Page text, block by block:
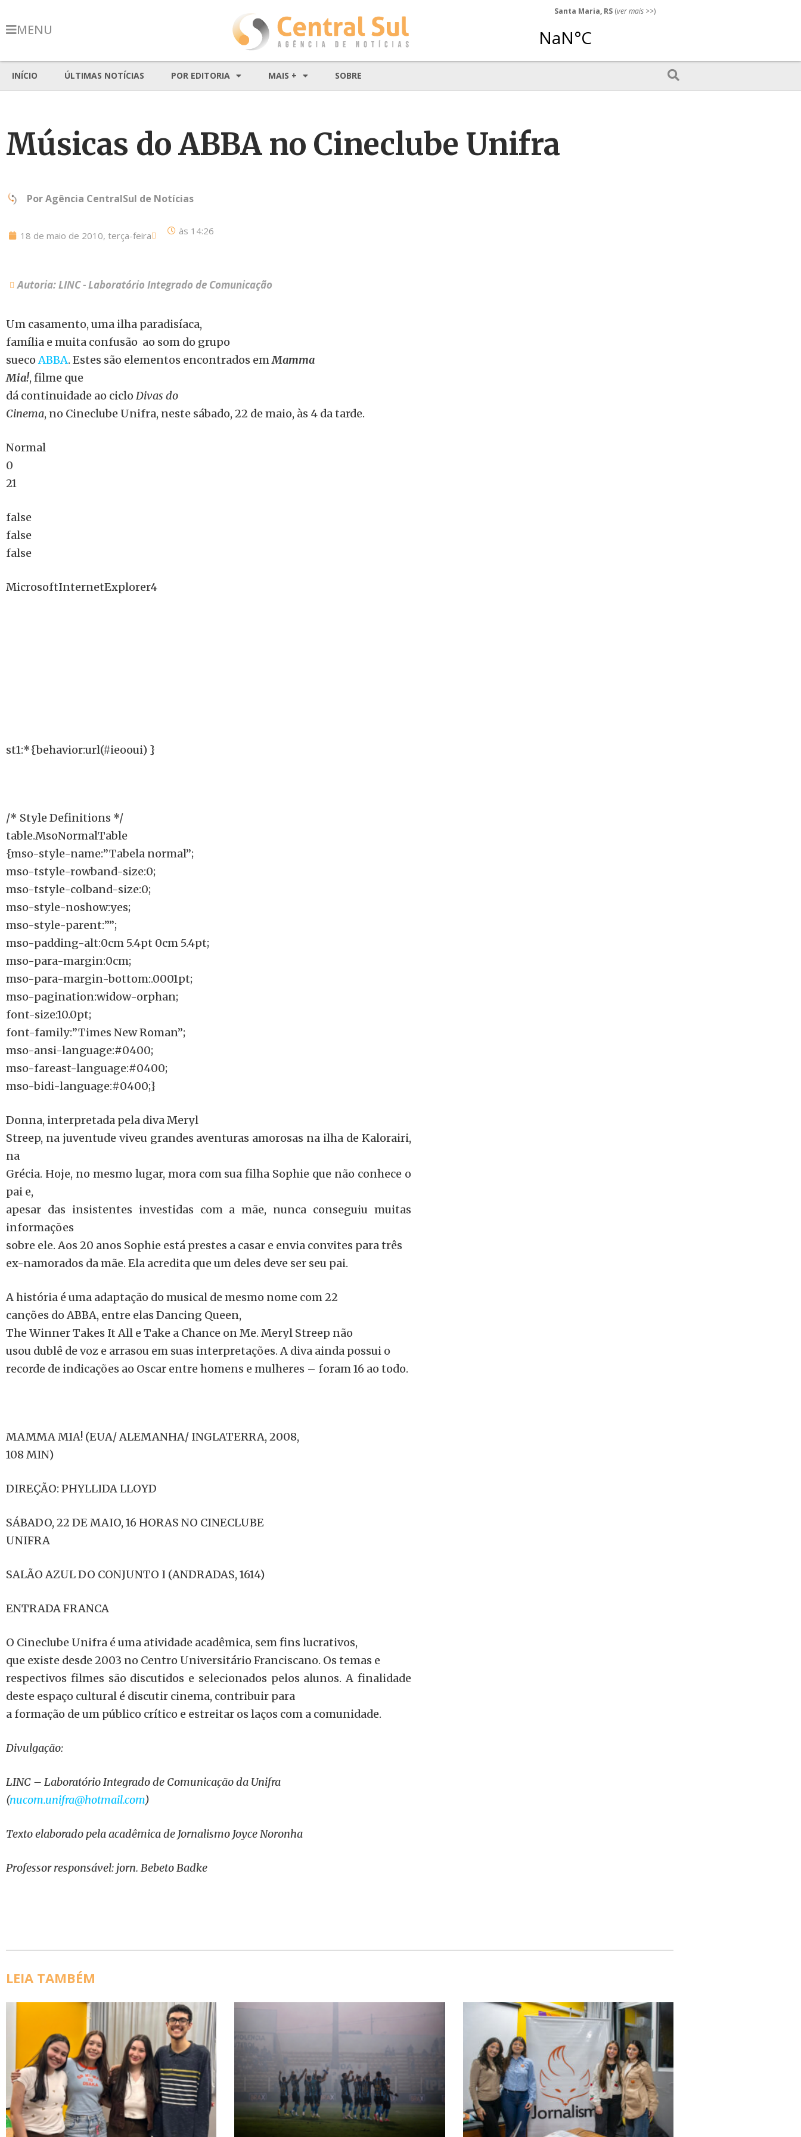
MENU
Santa Maria, RS (ver mais >>)
INÍCIO ÚLTIMAS NOTÍCIAS POR EDITORIA MAIS + SOBRE
Músicas do ABBA no Cineclube Unifra
PorAgência CentralSul de Notícias
18 de maio de 2010, terça-feira às 14:26
Autoria: LINC - Laboratório Integrado de Comunicação
Um casamento, uma ilha paradisíaca,
família e muita confusão ao som do grupo
suecoABBA. Estes são elementos encontrados emMamma
Mia!, filme que
dá continuidade ao cicloDivas do
Cinema, no Cineclube Unifra, neste sábado, 22 de maio, às 4 da tarde.
Normal
0
21
false
false
false
MicrosoftInternetExplorer4
st1:*{behavior:url(#ieooui) }
/* Style Definitions */
table.MsoNormalTable
{mso-style-name:”Tabela normal”;
mso-tstyle-rowband-size:0;
mso-tstyle-colband-size:0;
mso-style-noshow:yes;
mso-style-parent:””;
mso-padding-alt:0cm 5.4pt 0cm 5.4pt;
mso-para-margin:0cm;
mso-para-margin-bottom:.0001pt;
mso-pagination:widow-orphan;
font-size:10.0pt;
font-family:”Times New Roman”;
mso-ansi-language:#0400;
mso-fareast-language:#0400;
mso-bidi-language:#0400;}
Donna, interpretada pela diva Meryl
Streep, na juventude viveu grandes aventuras amorosas na ilha de Kalorairi,
na
Grécia. Hoje, no mesmo lugar, mora com sua filha Sophie que não conhece o
pai e,
apesar das insistentes investidas com a mãe, nunca conseguiu muitas
informações
sobre ele. Aos 20 anos Sophie está prestes a casar e envia convites para três
ex-namorados da mãe. Ela acredita que um deles deve ser seu pai.
A história é uma adaptação do musical de mesmo nome com 22
canções do ABBA, entre elas Dancing Queen,
The Winner Takes It All e Take a Chance on Me. Meryl Streep não
usou dublê de voz e arrasou em suas interpretações. A diva ainda possui o
recorde de indicações ao Oscar entre homens e mulheres – foram 16 ao todo.
MAMMA MIA! (EUA/ ALEMANHA/ INGLATERRA, 2008,
108 MIN)
DIREÇÃO: PHYLLIDA LLOYD
SÁBADO, 22 DE MAIO, 16 HORAS NO CINECLUBE
UNIFRA
SALÃO AZUL DO CONJUNTO I (ANDRADAS, 1614)
ENTRADA FRANCA
O Cineclube Unifra é uma atividade acadêmica, sem fins lucrativos,
que existe desde 2003 no Centro Universitário Franciscano. Os temas e
respectivos filmes são discutidos e selecionados pelos alunos. A finalidade
deste espaço cultural é discutir cinema, contribuir para
a formação de um público crítico e estreitar os laços com a comunidade.
Divulgação:
LINC – Laboratório Integrado de Comunicação da Unifra
(nucom.unifra@hotmail.com)
Texto elaborado pela acadêmica de Jornalismo Joyce Noronha
Professor responsável: jorn. Bebeto Badke
LEIA TAMBÉM